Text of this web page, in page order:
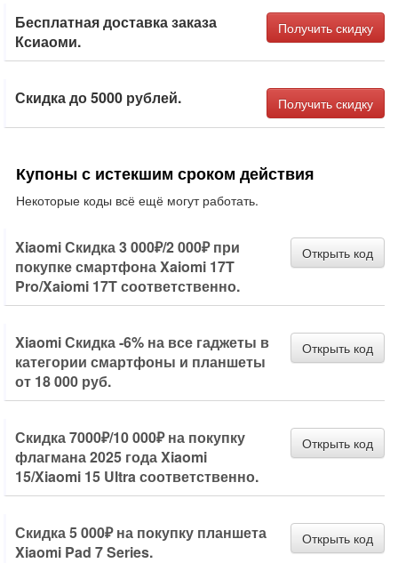
Бесплатная доставка заказа
Ксиаоми.
Получить скидку
Скидка до 5000 рублей. Получить скидку
Купоны с истекшим сроком действия
Некоторые коды всё ещё могут работать.
Xiaomi Скидка 3 000₽/2 000₽ при
покупке смартфона Xaiomi 17T
Pro/Xaiomi 17T соответственно.
Открыть код
Xiaomi Скидка -6% на все гаджеты в
категории смартфоны и планшеты
от 18 000 руб.
Открыть код
Скидка 7000₽/10 000₽ на покупку
флагмана 2025 года Xiaomi
15/Xiaomi 15 Ultra соответственно.
Открыть код
Скидка 5 000₽ на покупку планшета
Xiaomi Pad 7 Series.
Открыть код